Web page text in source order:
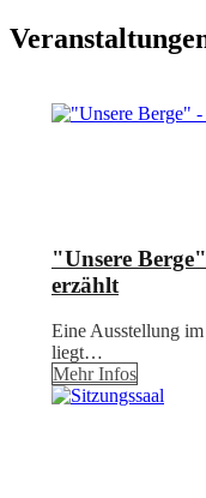
"Unsere
erzählt
Eine Ausstellung
liegt…
Mehr Infos